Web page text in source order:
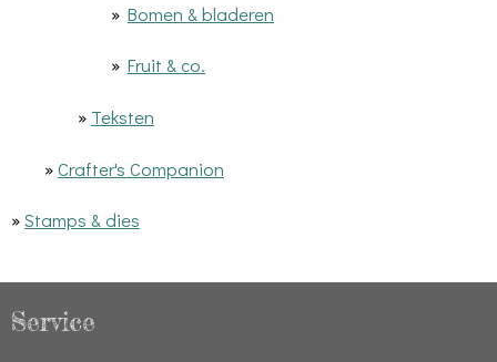
» Bomen & bladeren
» Fruit & co.
» Teksten
»Crafter's Companion
»Stamps & dies
Service